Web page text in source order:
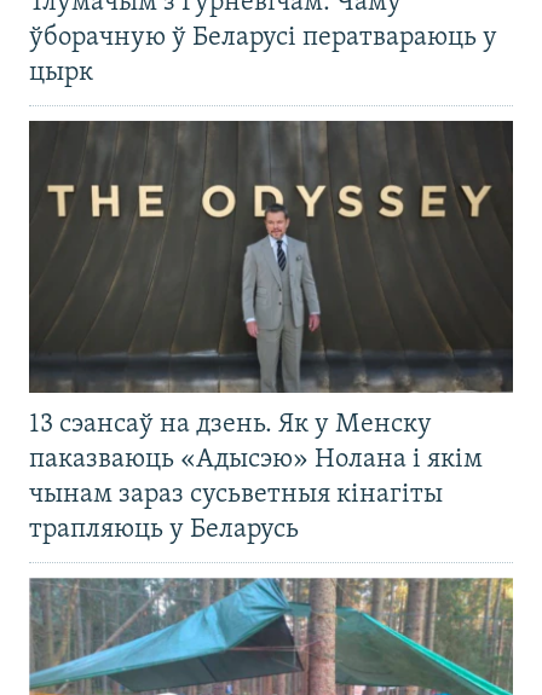
ўборачную ў Беларусі ператвараюць у
цырк
13 сэансаў на дзень. Як у Менску
паказваюць «Адысэю» Нолана і якім
чынам зараз сусьветныя кінагіты
трапляюць у Беларусь